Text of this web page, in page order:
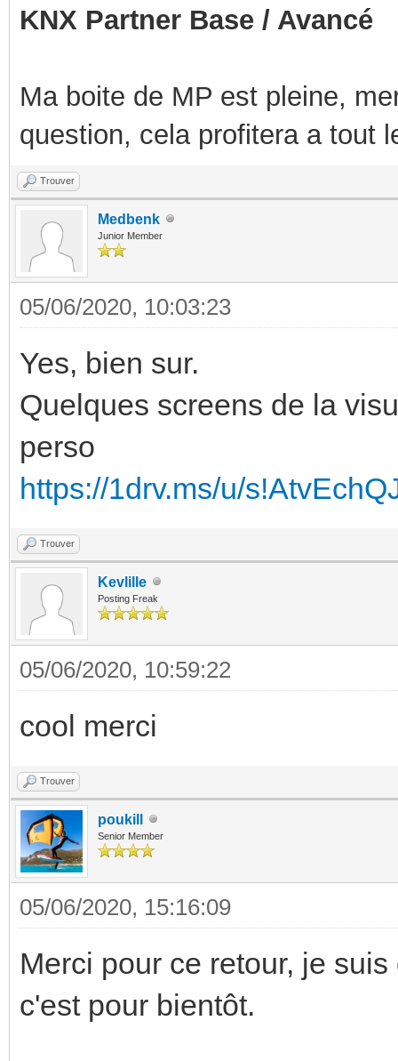
KNX Partner Base / Avancé
Ma boite de MP est pleine,
question, cela profitera a tout
Trouver
Medbenk
Junior Member
05/06/2020, 10:03:23
Yes, bien sur.
Quelques screens de la
perso
https://1drv.ms/u/
Trouver
Kevlille
Posting Freak
05/06/2020, 10:59:22
cool merci
Trouver
poukill
Senior Member
05/06/2020, 15:16:09
Merci pour ce retour, je
c'est pour bientôt.